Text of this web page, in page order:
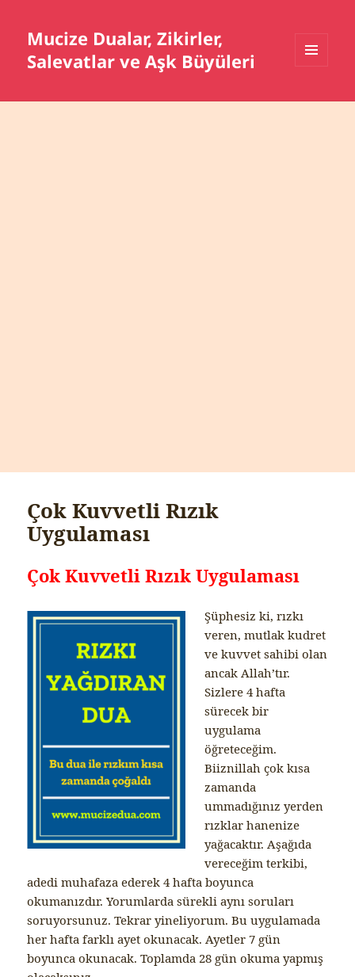
Mucize Dualar, Zikirler,
Salevatlar ve Aşk Büyüleri
BILEŞENLER
Çok Kuvvetli Rızık
Uygulaması
Çok Kuvvetli Rızık Uygulaması
Şüphesiz ki, rızkı
veren, mutlak kudret
ve kuvvet sahibi olan
ancak Allah’tır.
Sizlere 4 hafta
sürecek bir
uygulama
öğreteceğim.
Biiznillah çok kısa
zamanda
ummadığınız yerden
rızklar hanenize
yağacaktır. Aşağıda
vereceğim terkibi,
adedi muhafaza ederek 4 hafta boyunca
okumanızdır. Yorumlarda sürekli aynı soruları
soruyorsunuz. Tekrar yineliyorum. Bu uygulamada
her hafta farklı ayet okunacak. Ayetler 7 gün
boyunca okunacak. Toplamda 28 gün okuma yapmış